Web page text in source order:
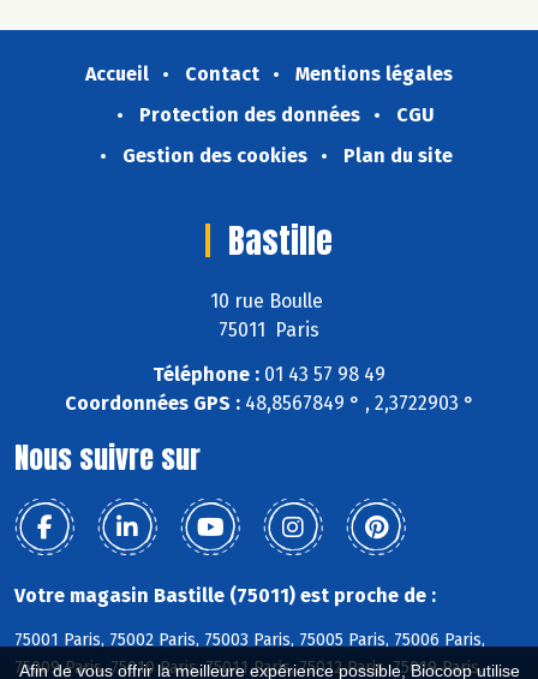
Afin de vous offrir la meilleure expérience possible, Biocoop utilise
Accueil Contact
Mentions légales
Protection des données
CGU
Gestion des cookies
Plan du site
Bastille
10 rue Boulle
75011 Paris
Téléphone : 01 43 57 98 49
Coordonnées GPS :48,8567849 ° , 2,3722903 °
Nous suivre sur
Votre magasin Bastille (75011) est proche de :
75001 Paris, 75002 Paris, 75003 Paris, 75005 Paris, 75006 Paris,
75009 Paris, 75010 Paris, 75011 Paris, 75012 Paris, 75019 Paris,